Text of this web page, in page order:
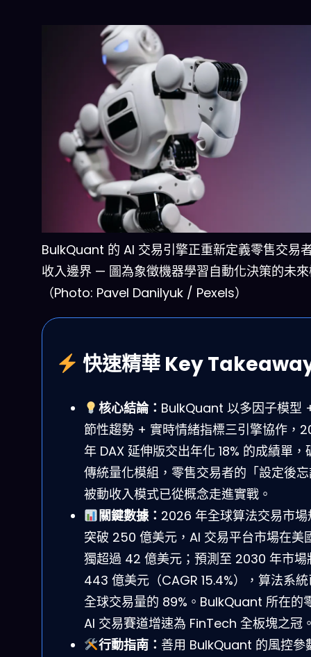
BulkQuant 的 AI 交易引擎正重新定義零售交易
收入邊界 — 圖為象徵機器學習自動化決策的未
（Photo: Pavel Danilyuk / Pexels）
快速精華 Key
核心結論： BulkQuant 以多因子模型
節性趨勢 + 實時情緒指標三引擎協作，
年 DAX 延伸版交出年化 18% 的成績單，
傳統量化模組，零售交易者的「設定後
被動收入模式已從概念走進實戰。
關鍵數據： 2026 年全球算法交易市場
突破 250 億美元，AI 交易平台市場在美
獨超過 42 億美元；預測至 2030 年市場
443 億美元（CAGR 15.4%），算法系
全球交易量的 89%。BulkQuant 所在的
AI 交易賽道增速為 FinTech 全板塊之冠
行動指南： 善用 BulkQuant 的風控參